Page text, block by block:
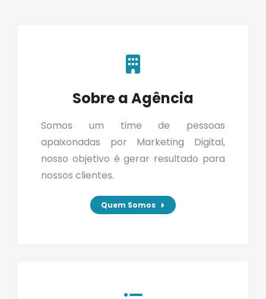
Sobre a Agência
Somos um time de pessoas
apaixonadas por Marketing Digital,
nosso objetivo é gerar resultado para
nossos clientes.
Quem Somos